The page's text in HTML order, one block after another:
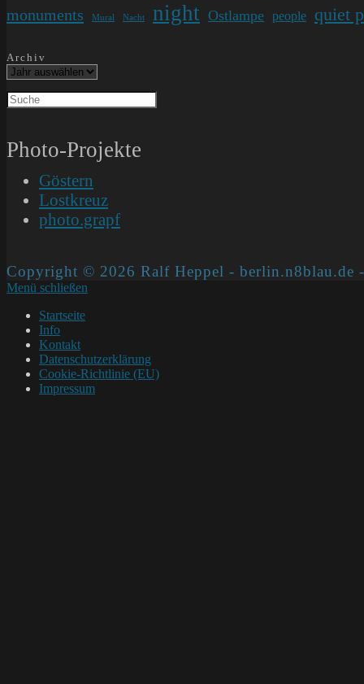
monuments Mural Nacht night Ostlampe people quiet
Archiv
Photo-Projekte
Göstern
Lostkreuz
photo.grapf
Copyright © 2026 Ralf Heppel - berlin.n8blau.de
Menü schließen
Startseite
Info
Kontakt
Datenschutzerklärung
Cookie-Richtlinie (EU)
Impressum